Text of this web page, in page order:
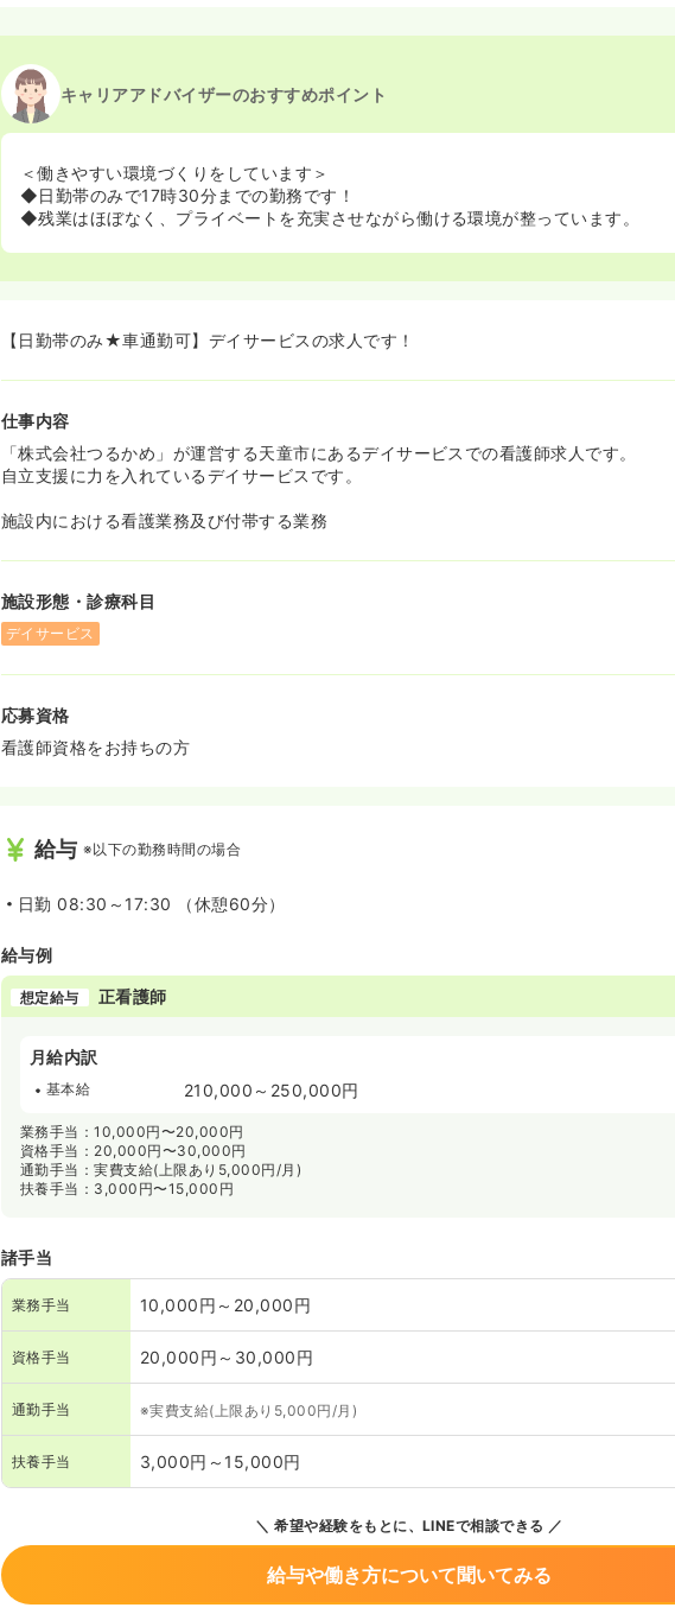
キャリアアドバイザーのおすすめポイント
＜働きやすい環境づくりをしています＞
◆日勤帯のみで17時30分までの勤務です！
◆残業はほぼなく、プライベートを充実させながら働ける環境が整っています。
【日勤帯のみ★車通勤可】デイサービスの求人です！
仕事内容
「株式会社つるかめ」が運営する天童市にあるデイサービスでの看護師求人です。
自立支援に力を入れているデイサービスです。
施設内における看護業務及び付帯する業務
施設形態・診療科目
デイサービス
応募資格
看護師資格をお持ちの方
給与 ※以下の勤務時間の場合
日勤 08:30～17:30 （休憩60分）
給与例
想定給与 正看護師
月給内訳
基本給 210,000～250,000円
業務手当：10,000円〜20,000円
資格手当：20,000円〜30,000円
通勤手当：実費支給(上限あり5,000円/月)
扶養手当：3,000円〜15,000円
諸手当
業務手当 10,000円～20,000円
資格手当 20,000円～30,000円
通勤手当 ※実費支給(上限あり5,000円/月)
扶養手当 3,000円～15,000円
希望や経験をもとに、LINEで相談できる
給与や働き方について聞いてみる